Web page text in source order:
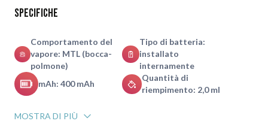
Specifiche
Comportamento del
vapore: MTL (bocca-
polmone)
Tipo di batteria:
installato
internamente
mAh: 400 mAh
Quantità di
riempimento: 2,0 ml
MOSTRA DI PIÙ